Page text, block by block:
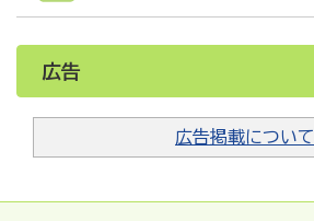
広告
広告掲載について